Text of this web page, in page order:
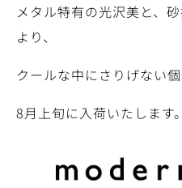
メタル特有の光沢美と、
より、
クールな中にさりげない個
8月上旬に入荷いたします。